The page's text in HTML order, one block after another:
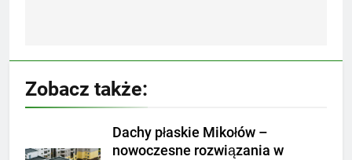
wpisu
Zobacz także:
Dachy płaskie Mikołów –
nowoczesne rozwiązania w